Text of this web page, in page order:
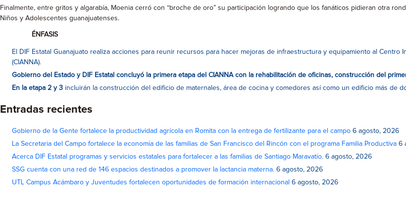
Finalmente, entre gritos y algarabía, Moenia cerró con “broche de oro” su participación logrando que los fanáticos pidieran otra
Niños y Adolescentes guanajuatenses.
ÉNFASIS
El DIF Estatal Guanajuato realiza acciones para reunir recursos para hacer mejoras de infraestructura y equipamiento al
(CIANNA).
Gobierno del Estado y DIF Estatal concluyó la primera etapa del CIANNA con la rehabilitación de oficinas, construcción del
En la etapa 2 y 3 incluirán la construcción del edificio de maternales, área de cocina y comedores así como un edificio más de
Entradas recientes
Gobierno de la Gente fortalece la productividad agrícola en Romita con la entrega de fertilizante para el campo 6 agosto, 2026
La Secretaria del Campo fortalece la economía de las familias de San Francisco del Rincón con el programa Familia Productiva 6
Acerca DIF Estatal programas y servicios estatales para fortalecer a las familias de Santiago Maravatío. 6 agosto, 2026
SSG cuenta con una red de 146 espacios destinados a promover la lactancia materna. 6 agosto, 2026
UTL Campus Acámbaro y Juventudes fortalecen oportunidades de formación internacional 6 agosto, 2026